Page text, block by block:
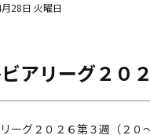
28日 火曜日
アリーグ２０
グ２０２６第３週（２０